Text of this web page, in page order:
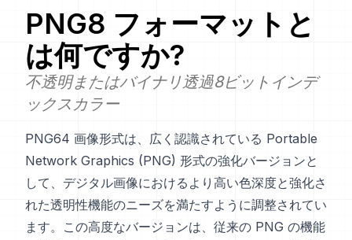
PNG8 フォーマットと
は何ですか?
不透明またはバイナリ透過8ビットインデ
ックスカラー
PNG64 画像形式は、広く認識されている Portable
Network Graphics (PNG) 形式の強化バージョンと
して、デジタル画像におけるより高い色深度と強化さ
れた透明性機能のニーズを満たすように調整されてい
ます。この高度なバージョンは、従来の PNG の機能